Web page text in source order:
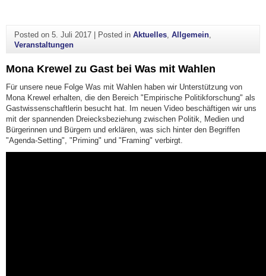
Posted on 5. Juli 2017| Posted in Aktuelles, Allgemein,
Veranstaltungen
Mona Krewel zu Gast bei Was mit Wahlen
Für unsere neue Folge Was mit Wahlen haben wir Unterstützung von
Mona Krewel erhalten, die den Bereich "Empirische Politikforschung" als
Gastwissenschaftlerin besucht hat. Im neuen Video beschäftigen wir uns
mit der spannenden Dreiecksbeziehung zwischen Politik, Medien und
Bürgerinnen und Bürgern und erklären, was sich hinter den Begriffen
"Agenda-Setting", "Priming" und "Framing" verbirgt.